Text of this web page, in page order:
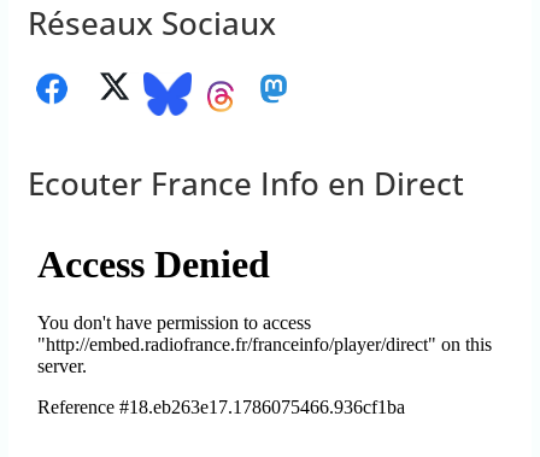
Réseaux Sociaux
Ecouter France Info en Direct